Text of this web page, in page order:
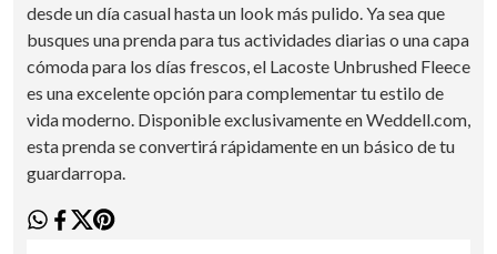
desde un día casual hasta un look más pulido. Ya sea que
busques una prenda para tus actividades diarias o una capa
cómoda para los días frescos, el Lacoste Unbrushed Fleece
es una excelente opción para complementar tu estilo de
vida moderno. Disponible exclusivamente en Weddell.com,
esta prenda se convertirá rápidamente en un básico de tu
guardarropa.